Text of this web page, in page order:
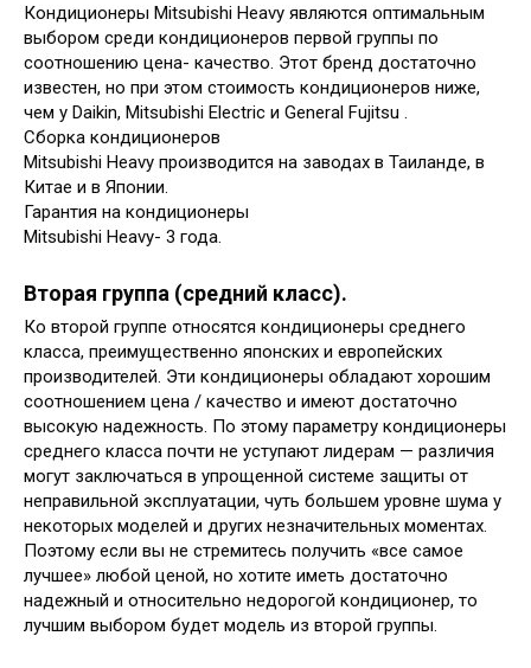
Кондиционеры Mitsubishi Heavy являются оптимальным
выбором среди кондиционеров первой группы по
соотношению цена- качество. Этот бренд достаточно
известен, но при этом стоимость кондиционеров ниже,
чем у Daikin, Mitsubishi Electric и General Fujitsu .
Сборка кондиционеров
Mitsubishi Heavy производится на заводах в Таиланде, в
Китае и в Японии.
Гарантия на кондиционеры
Mitsubishi Heavy- 3 года.
Вторая группа (средний класс).
Ко второй группе относятся кондиционеры среднего
класса, преимущественно японских и европейских
производителей. Эти кондиционеры обладают хорошим
соотношением цена / качество и имеют достаточно
высокую надежность. По этому параметру кондиционеры
среднего класса почти не уступают лидерам — различия
могут заключаться в упрощенной системе защиты от
неправильной эксплуатации, чуть большем уровне шума у
некоторых моделей и других незначительных моментах.
Поэтому если вы не стремитесь получить «все самое
лучшее» любой ценой, но хотите иметь достаточно
надежный и относительно недорогой кондиционер, то
лучшим выбором будет модель из второй группы.